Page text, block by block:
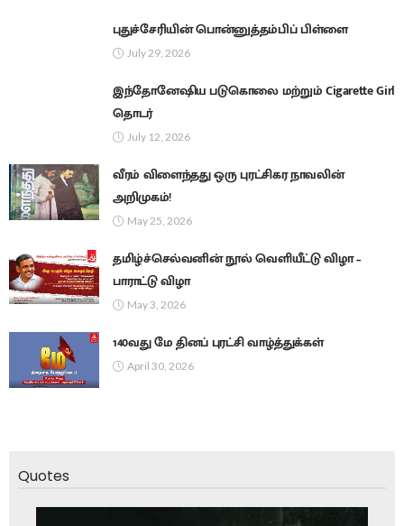
புதுச்சேரியின் பொன்னுத்தம்பிப் பிள்ளை
July 29, 2026
இந்தோனேஷிய படுகொலை மற்றும் Cigarette Girl
தொடர்
July 12, 2026
வீரம் விளைந்தது ஒரு புரட்சிகர நாவலின்
அறிமுகம்!
May 25, 2026
தமிழ்ச்செல்வனின் நூல் வெளியீட்டு விழா –
பாராட்டு விழா
May 3, 2026
140வது மே தினப் புரட்சி வாழ்த்துக்கள்
April 30, 2026
Quotes